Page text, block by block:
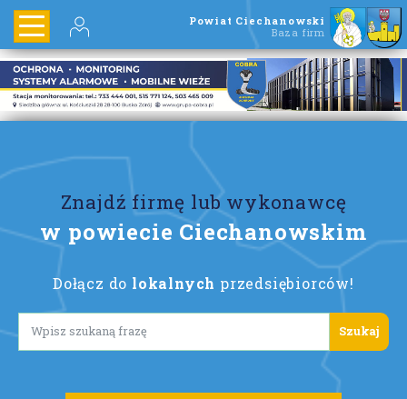
Powiat Ciechanowski
Baza firm
Znajdź firmę lub wykonawcę
w powiecie Ciechanowskim
Dołącz do lokalnych przedsiębiorców!
Lorem ipsum